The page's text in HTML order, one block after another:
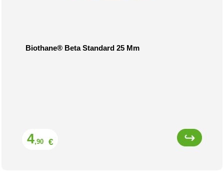
Biothane® Beta Standard 25 Mm
4,90 €